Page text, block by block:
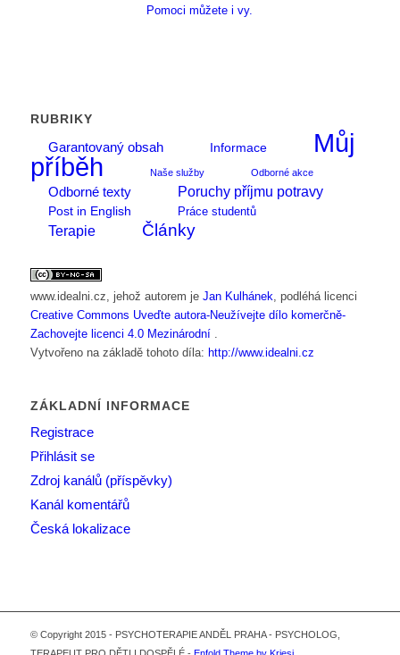
Pomoci můžete i vy.
RUBRIKY
Garantovaný obsah
Informace
Můj
příběh
Naše služby Odborné akce
Odborné texty Poruchy příjmu potravy
Post in English Práce studentů
Terapie Články
www.idealni.cz , jehož autorem je Jan Kulhánek , podléhá licenci
Creative Commons Uveďte autora-Neužívejte dílo komerčně-
Zachovejte licenci 4.0 Mezinárodní
Vytvořeno na základě tohoto díla: http://www.idealni.cz
ZÁKLADNÍ INFORMACE
Registrace
Přihlásit se
Zdroj kanálů (příspěvky)
Kanál komentářů
Česká lokalizace
© Copyright 2015 - PSYCHOTERAPIE ANDĚL PRAHA - PSYCHOLOG,